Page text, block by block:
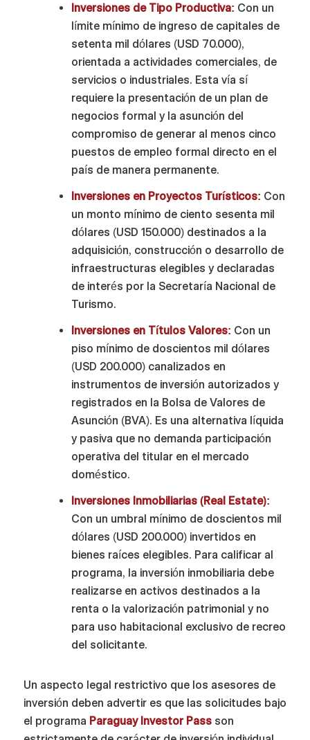
Inversiones de Tipo Productiva: Con un
límite mínimo de ingreso de capitales de
setenta mil dólares (USD 70.000),
orientada a actividades comerciales, de
servicios o industriales. Esta vía sí
requiere la presentación de un plan de
negocios formal y la asunción del
compromiso de generar al menos cinco
puestos de empleo formal directo en el
país de manera permanente.
Inversiones en Proyectos Turísticos: Con
un monto mínimo de ciento sesenta mil
dólares (USD 150.000) destinados a la
adquisición, construcción o desarrollo de
infraestructuras elegibles y declaradas
de interés por la Secretaría Nacional de
Turismo.
Inversiones en Títulos Valores: Con un
piso mínimo de doscientos mil dólares
(USD 200.000) canalizados en
instrumentos de inversión autorizados y
registrados en la Bolsa de Valores de
Asunción (BVA). Es una alternativa líquida
y pasiva que no demanda participación
operativa del titular en el mercado
doméstico.
Inversiones Inmobiliarias (Real Estate):
Con un umbral mínimo de doscientos mil
dólares (USD 200.000) invertidos en
bienes raíces elegibles. Para calificar al
programa, la inversión inmobiliaria debe
realizarse en activos destinados a la
renta o la valorización patrimonial y no
para uso habitacional exclusivo de recreo
del solicitante.
Un aspecto legal restrictivo que los asesores de
inversión deben advertir es que las solicitudes bajo
el programa Paraguay Investor Passson